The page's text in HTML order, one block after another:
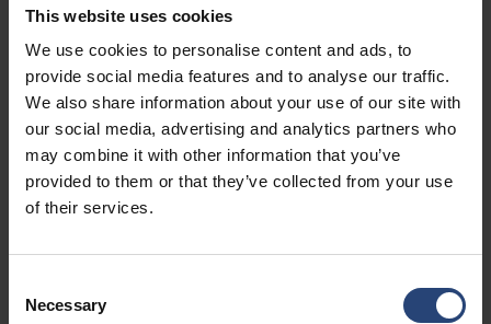
This website uses cookies
We use cookies to personalise content and ads, to
provide social media features and to analyse our traffic.
We also share information about your use of our site with
our social media, advertising and analytics partners who
may combine it with other information that you’ve
provided to them or that they’ve collected from your use
of their services.
Selection
Necessary
USA - Nefab Packaging North LLC -
Illinois
1539 Hunter Rd
Hanover Park, IL 60133
+1 630-451-5345 x50103